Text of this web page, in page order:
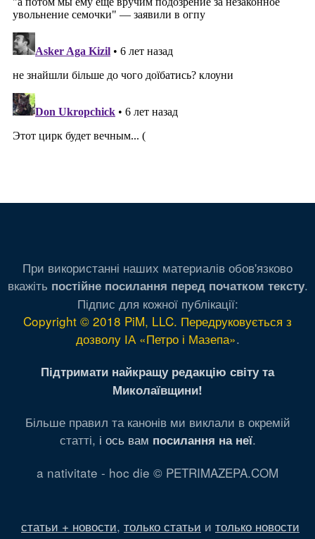
При використанні наших материалів обов'язково
вкажіть постійне посилання перед початком тексту.
Підпис для кожної публікації:
Copyright © 2018 PiM, LLC. Передруковується з
дозволу ІА «Петро і Мазепа».
Підтримати найкращу редакцію світу та
Миколаївщини!
Більше правил та канонів ми виклали в окремій
статті, і ось вам посилання на неї.
a nativitate - hoc die © PETRIMAZEPA.COM
статьи + новости, только статьи и только новости